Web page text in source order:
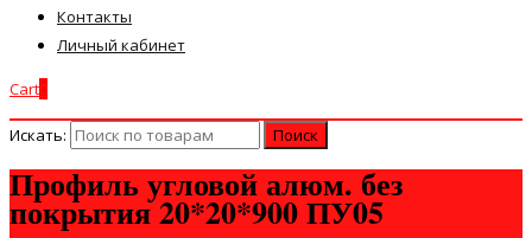
Контакты
Личный кабинет
Cart
Искать:
Профиль угловой алюм. без
покрытия 20*20*900 ПУ05